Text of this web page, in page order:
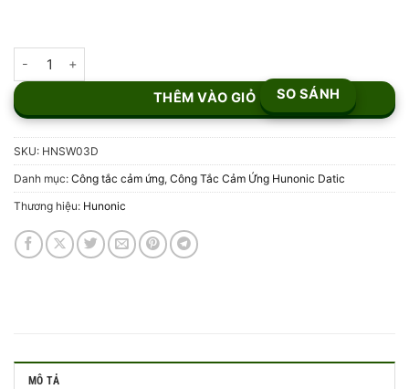
THÊM VÀO GIỎ SO SÁNH
SKU: HNSW03D
Danh mục: Công tắc cảm ứng, Công Tắc Cảm Ứng Hunonic Datic
Thương hiệu: Hunonic
MÔ TẢ